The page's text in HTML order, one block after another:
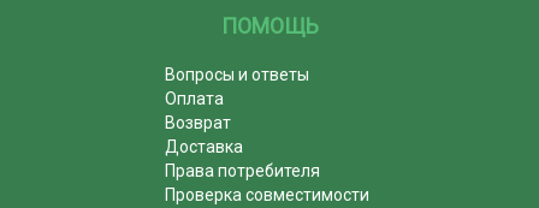
ПОМОЩЬ
Вопросы и ответы
Оплата
Возврат
Доставка
Права потребителя
Проверка совместимости